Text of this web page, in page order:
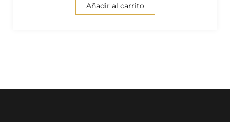
Añadir al carrito